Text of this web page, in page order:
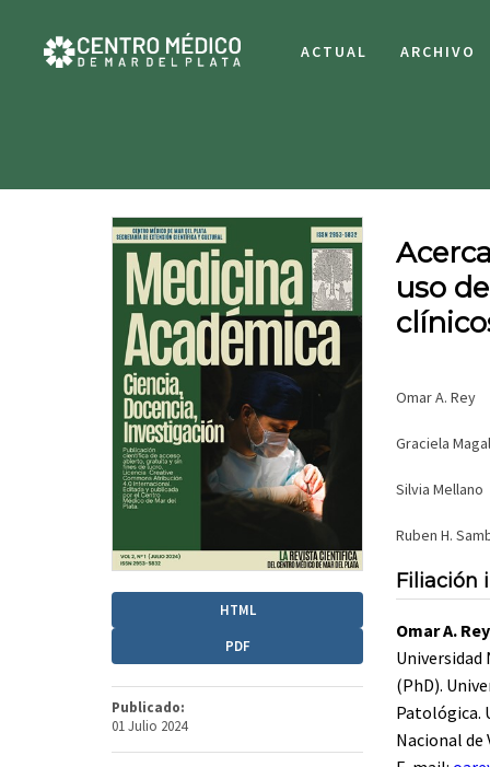
ACTUAL ARCHIVO
HTML
PDF
Publicado:
01 Julio 2024
uso
Omar A. Rey
Graciela
Silvia Mellano
Ruben H.
Filiación
Omar A. Rey
Universidad
(PhD).
Patológica.
Nacional de